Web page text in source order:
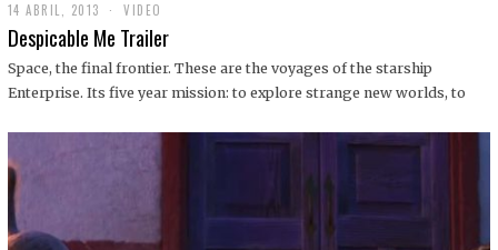
14 ABRIL, 2013
9
D
C
I
1
VIDEO
Despicable Me Trailer
Space, the final frontier. These are the voyages of the starship
Enterprise. Its five year mission: to explore strange new worlds, to